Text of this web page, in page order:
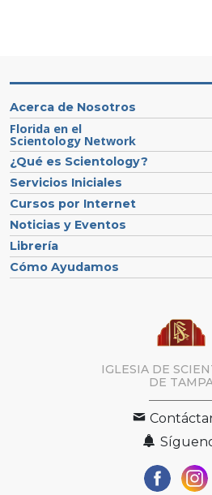
Acerca de Nosotros
Florida en el
Scientology Network
¿Qué es Scientology?
Servicios Iniciales
Cursos por Internet
Noticias y Eventos
Librería
Cómo Ayudamos
IGLESIA DE
DE